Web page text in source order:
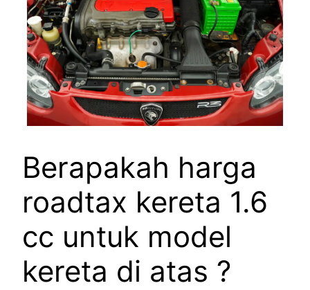
Berapakah harga
roadtax kereta 1.6
cc untuk model
kereta di atas ?